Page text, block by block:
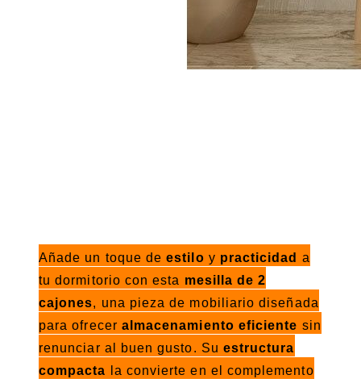
Añade un toque deestilo y practicidad a
tu dormitorio con esta mesilla de 2
cajones, una pieza de mobiliario diseñada
para ofrecer almacenamiento eficiente sin
renunciar al buen gusto. Su estructura
compacta la convierte en el complemento